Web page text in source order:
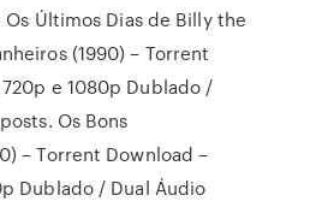
Últimos Dias de Billy the
(1990) – Torrent
e 1080p Dublado /
Os Bons
– Torrent Download –
Dublado / Dual Áudio